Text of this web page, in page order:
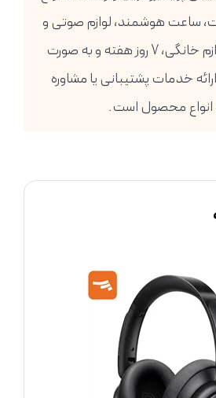
ساعت هوشمند، لوازم صوتی و
تصویری و انواع لوازم خانگی، 7 روز هفته و به صورت
ارائه خدمات پشتیبانی یا مشاوره
انواع محصول است.